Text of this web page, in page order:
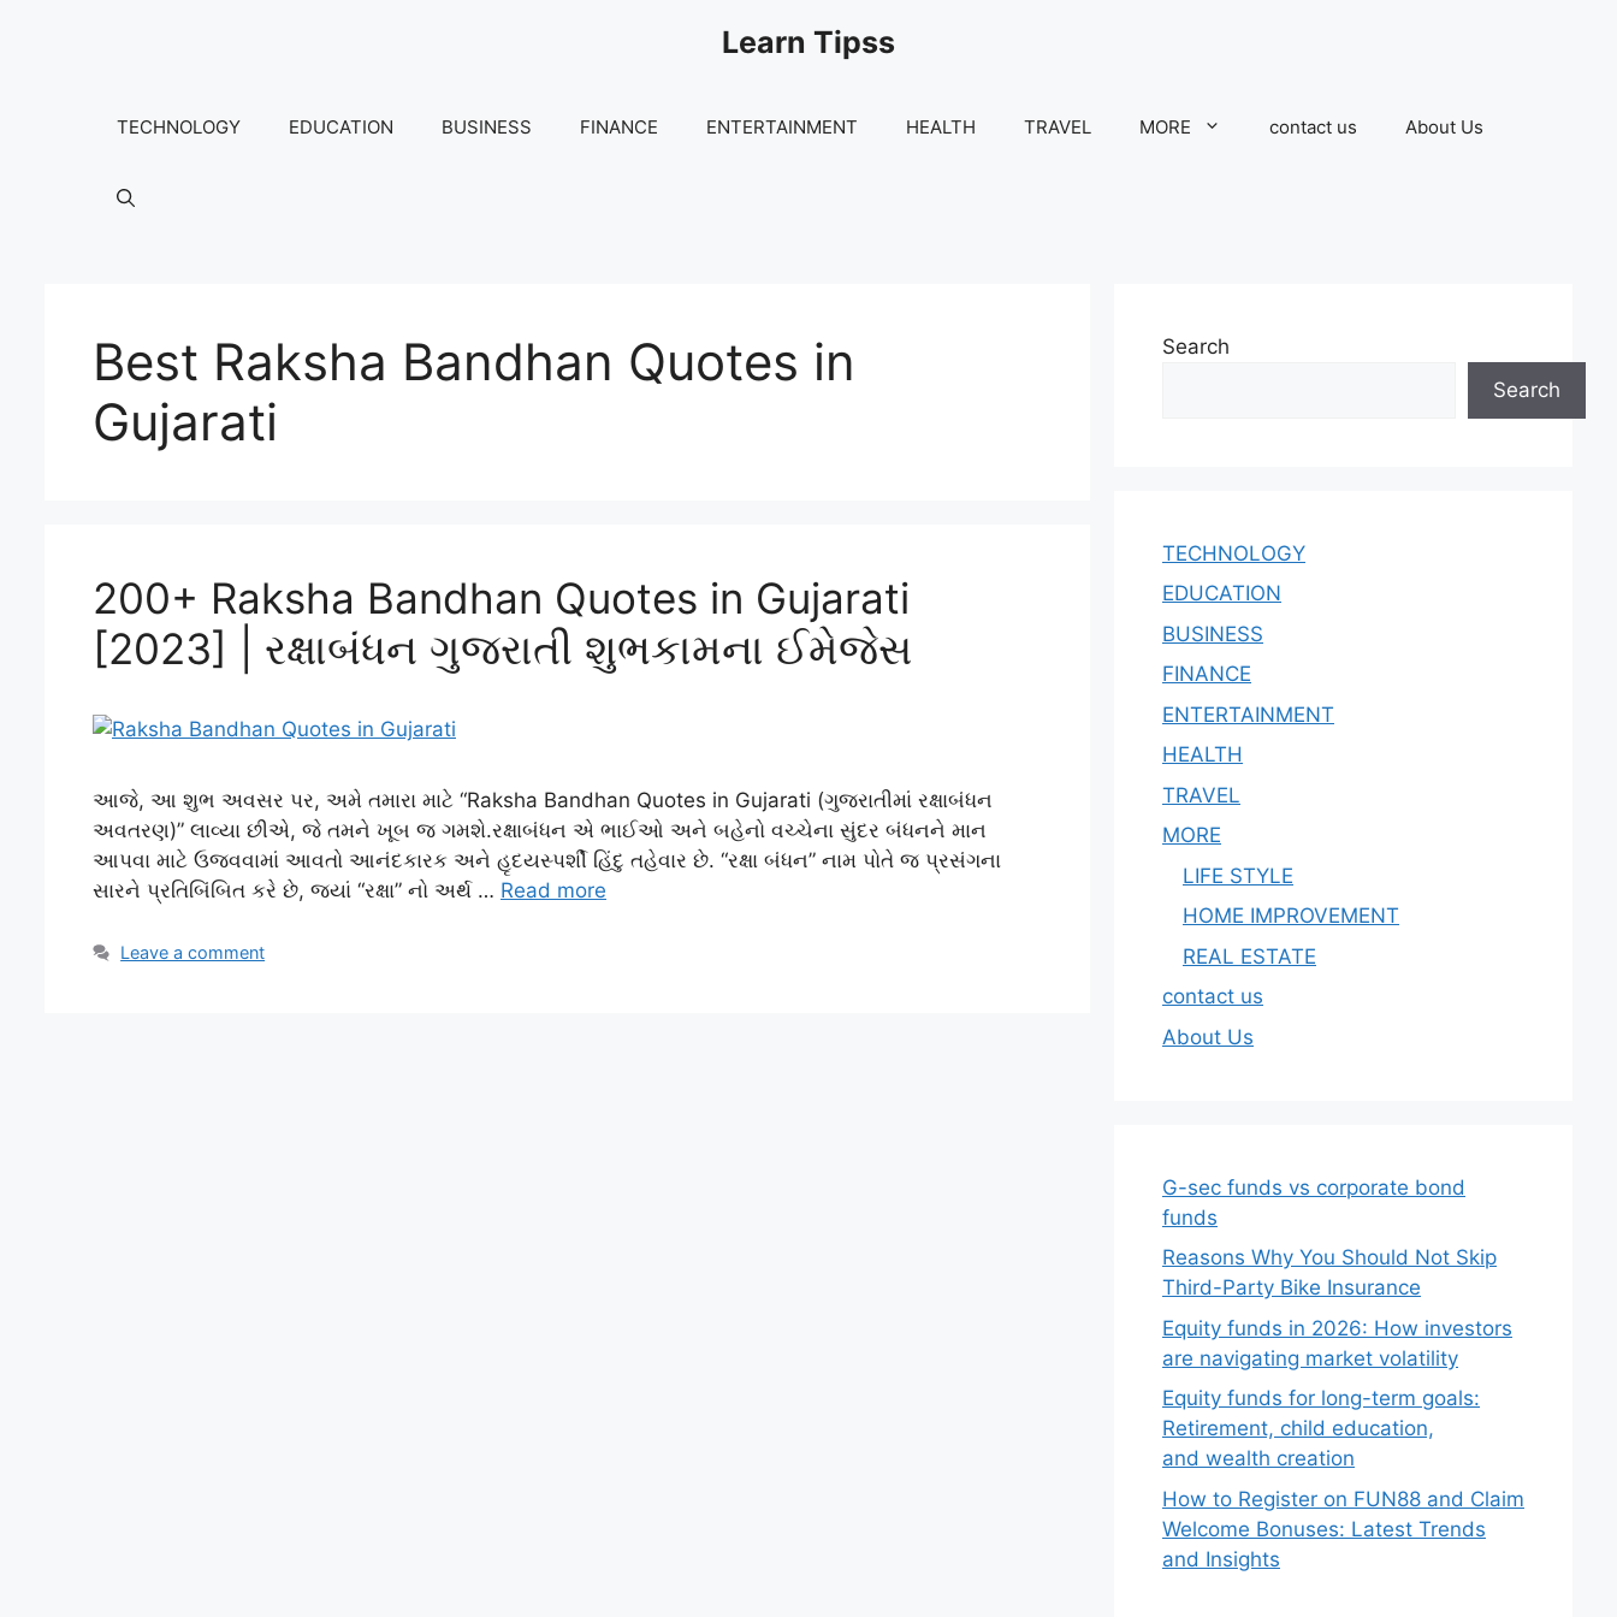
Learn Tipss
TECHNOLOGY EDUCATION BUSINESS FINANCE ENTERTAINMENT HEALTH TRAVEL MORE contact us About Us
Best Raksha Bandhan Quotes in
Gujarati
200+ Raksha Bandhan Quotes in Gujarati
[2023] | રક્ષાબંધન ગુજરાતી શુભકામના ઈમેજેસ
આજે, આ શુભ અવસર પર, અમે તમારા માટે “Raksha Bandhan Quotes in Gujarati (ગુજરાતીમાં રક્ષાબંધન
અવતરણ)” લાવ્યા છીએ, જે તમને ખૂબ જ ગમશે.રક્ષાબંધન એ ભાઈઓ અને બહેનો વચ્ચેના સુંદર બંધનને માન
આપવા માટે ઉજવવામાં આવતો આનંદકારક અને હૃદયસ્પર્શી હિંદુ તહેવાર છે. “રક્ષા બંધન” નામ પોતે જ પ્રસંગના
સારને પ્રતિબિંબિત કરે છે, જ્યાં “રક્ષા” નો અર્થ … Read more
Leave a comment
Search
Search
TECHNOLOGY
EDUCATION
BUSINESS
FINANCE
ENTERTAINMENT
HEALTH
TRAVEL
MORE
LIFE STYLE
HOME IMPROVEMENT
REAL ESTATE
contact us
About Us
G-sec funds vs corporate bond
funds
Reasons Why You Should Not Skip
Third-Party Bike Insurance
Equity funds in 2026: How investors
are navigating market volatility
Equity funds for long-term goals:
Retirement, child education,
and wealth creation
How to Register on FUN88 and Claim
Welcome Bonuses: Latest Trends
and Insights